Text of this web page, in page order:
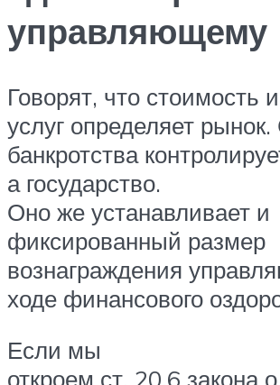
управляющему
Говорят, что стоимость
услуг определяет
банкротства
а государство.
Оно же устанавливает и
фиксированный размер
вознаграждения
ходе финансового
Если мы
откроем ст. 20.6 закона о